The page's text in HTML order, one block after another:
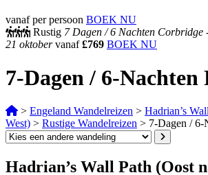
vanaf per persoon BOEK NU
Rustig 7 Dagen /6 Nachten Corbridge
21 oktobervanaf£769 BOEK NU
7-Dagen / 6-Nachten
> Engeland Wandelreizen > Hadrian’s
West) > Rustige Wandelreizen > 7-Dagen / 6-
Hadrian’s Wall Path (Oost